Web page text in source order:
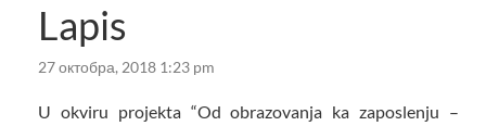
Lapis
27 октобра, 2018 1:23 pm
U okviru projekta “Od obrazovanja ka zaposlenju –